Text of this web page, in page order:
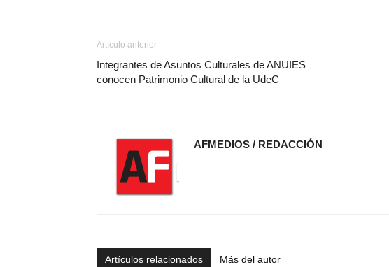
Artículo anterior
Integrantes de Asuntos Culturales de ANUIES
conocen Patrimonio Cultural de la UdeC
AFMEDIOS / REDACCIÓN
Artículos relacionados Más del autor